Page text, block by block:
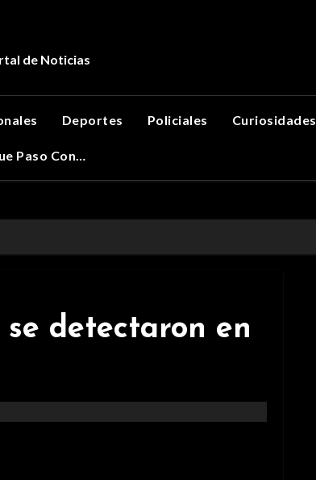
de Noticias
Deportes Policiales Curiosidades
Paso Con…
detectaron en